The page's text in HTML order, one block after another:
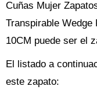
Cuñas Mujer
Transpirable Wedge
10CM puede ser el
El listado a
este zapato: